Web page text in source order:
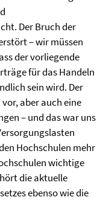
Der Bruch der
– wir müssen
der vorliegende
für das Handeln
sein wird. Der
aber auch eine
– und das war uns
Hochschulen mehr
wichtige
die aktuelle
ebenso wie die